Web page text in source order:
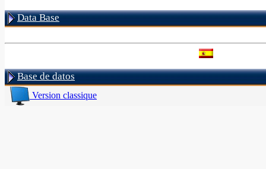
Data Base
Base de datos
Version classique